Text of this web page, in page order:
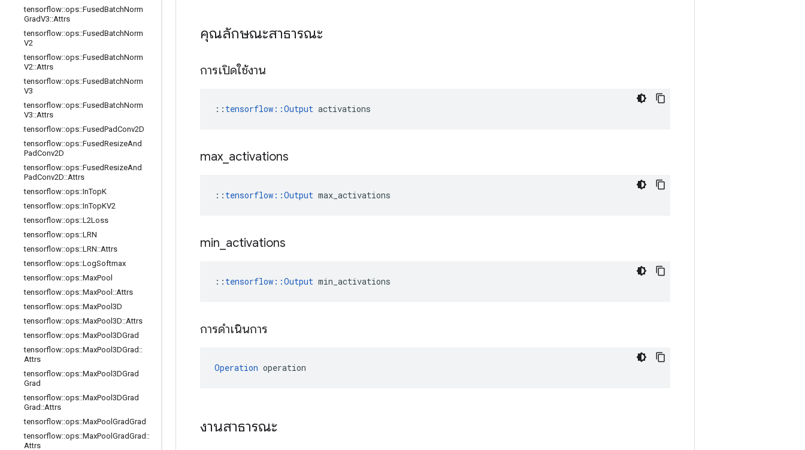
tensorflow::ops::FusedBatchNorm
GradV3::Attrs
tensorflow::ops::FusedBatchNorm
V2
tensorflow::ops::FusedBatchNorm
V2::Attrs
tensorflow::ops::FusedBatchNorm
V3
tensorflow::ops::FusedBatchNorm
V3::Attrs
tensorflow::ops::FusedPadConv2D
tensorflow::ops::FusedResizeAnd
PadConv2D
tensorflow::ops::FusedResizeAnd
PadConv2D::Attrs
tensorflow::ops::InTopK
tensorflow::ops::InTopKV2
tensorflow::ops::L2Loss
tensorflow::ops::LRN
tensorflow::ops::LRN::Attrs
tensorflow::ops::LogSoftmax
tensorflow::ops::MaxPool
tensorflow::ops::MaxPool ::Attrs
tensorflow::ops::MaxPool3D
tensorflow::ops::MaxPool3D::Attrs
tensorflow::ops::MaxPool3DGrad
tensorflow::ops::MaxPool3DGrad ::
Attrs
tensorflow::ops::MaxPool3DGrad
Grad
tensorflow::ops::MaxPool3DGrad
Grad ::Attrs
tensorflow::ops::MaxPool GradGrad
tensorflow::ops::MaxPool GradGrad ::
Attrs
คุณลักษณะสาธารณะ
การเปิดใช้งาน
:: tensorflow::Output activations
max activations
:: tensorflow::Output max_activations
min activations
:: tensorflow::Output min_activations
การดำเนินการ
Operation operation
งานสาธารณะ